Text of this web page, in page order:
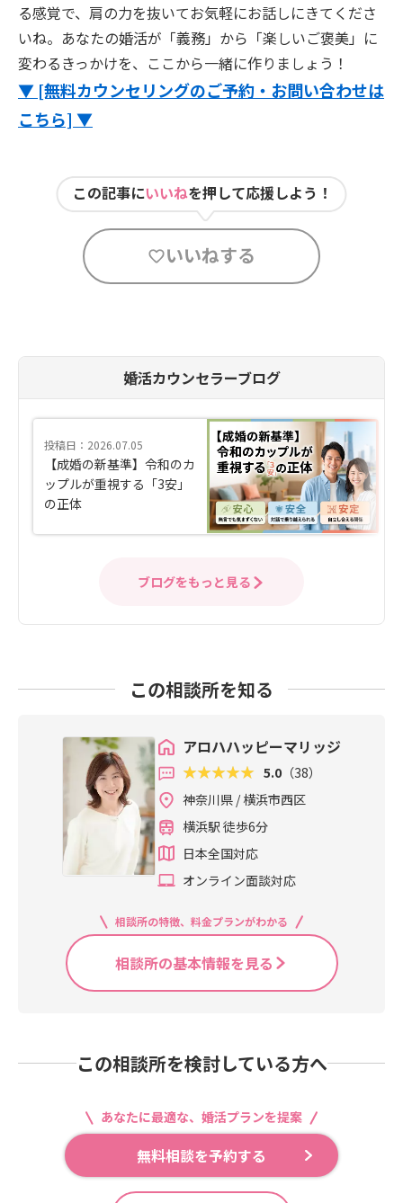
る感覚で、肩の力を抜いてお気軽にお話しにきてくださ
いね。あなたの婚活が「義務」から「楽しいご褒美」に
変わるきっかけを、ここから一緒に作りましょう！
▼ [無料カウンセリングのご予約・お問い合わせは
こちら] ▼
この記事にいいねを押して応援しよう！
いいねする
婚活カウンセラーブログ
投稿日：2026.07.05
【成婚の新基準】令和のカ
ップルが重視する「3安」
の正体
ブログをもっと見る
この相談所を知る
アロハハッピーマリッジ
5.0 （38）
神奈川県 / 横浜市西区
横浜駅 徒歩6分
日本全国対応
オンライン面談対応
相談所の特徴、料金プランがわかる
相談所の基本情報を見る
この相談所を検討している方へ
あなたに最適な、婚活プランを提案
無料相談を予約する